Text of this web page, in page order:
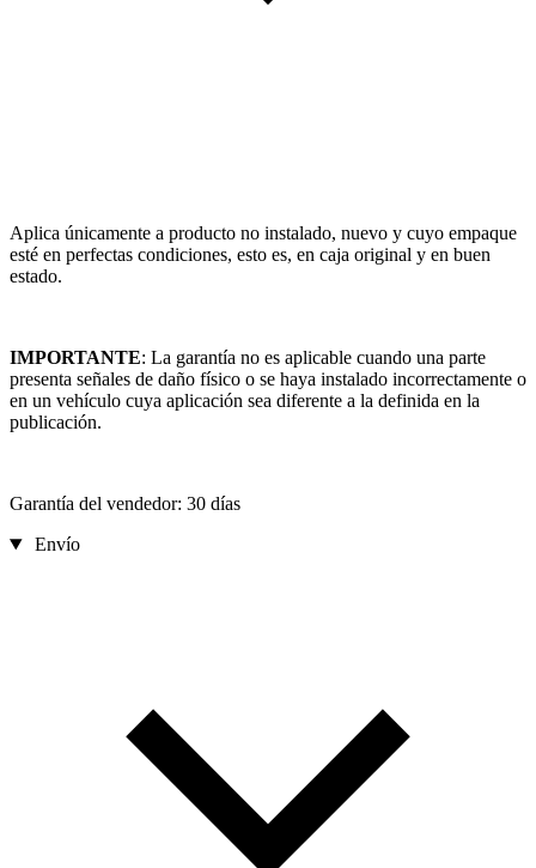
Aplica únicamente a producto no instalado, nuevo y cuyo empaque
esté en perfectas condiciones, esto es, en caja original y en buen
estado.
IMPORTANTE: La garantía no es aplicable cuando una parte
presenta señales de daño físico o se haya instalado incorrectamente o
en un vehículo cuya aplicación sea diferente a la definida en la
publicación.
Garantía del vendedor: 30 días
Envío